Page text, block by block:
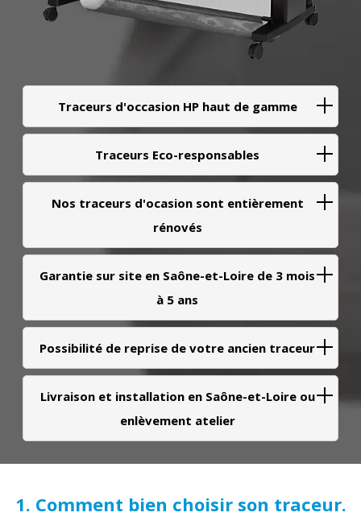
Traceurs d'occasion HP haut de gamme
Traceurs Eco-responsables
Nos traceurs d'ocasion sont entièrement
rénovés
Garantie sur site en Saône-et-Loire de 3 mois
à 5 ans
Possibilité de reprise de votre ancien traceur
Livraison et installation en Saône-et-Loire ou
enlèvement atelier
1. Comment bien choisir son traceur.